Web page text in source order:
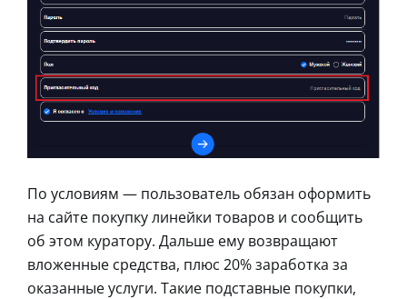
По условиям — пользователь обязан оформить
на сайте покупку линейки товаров и сообщить
об этом куратору. Дальше ему возвращают
вложенные средства, плюс 20% заработка за
оказанные услуги. Такие подставные покупки,